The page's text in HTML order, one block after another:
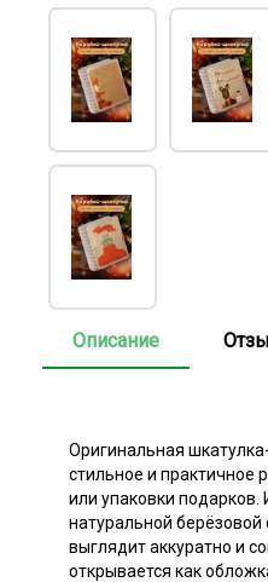
Описание
Оригинальная
стильное и практичное
или упаковки подарков.
натуральной
выглядит аккуратно и
открывается как